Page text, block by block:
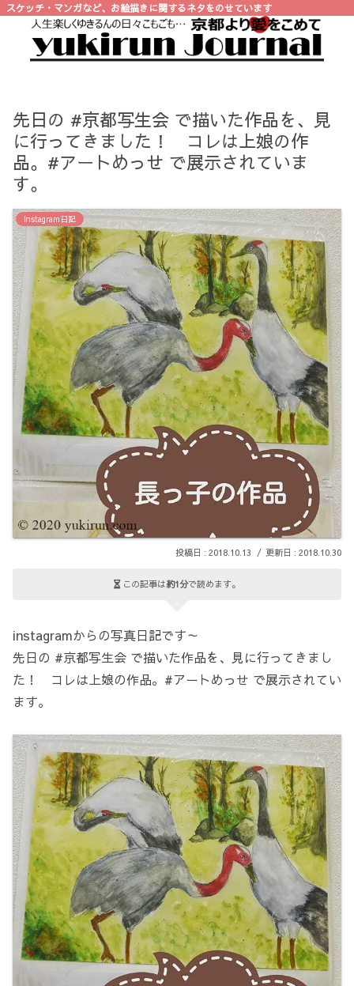
スケッチ・マンガなど、お絵描きに関するネタをのせています
先日の #京都写生会 で描いた作品を、見
に行ってきました！ コレは上娘の作
品。#アートめっせ で展示されていま
す。
Instagram日記
2018.10.13 2018.10.30
この記事は約1分で読めます。
instagramからの写真日記です～
先日の #京都写生会 で描いた作品を、見に行ってきまし
た！ コレは上娘の作品。#アートめっせ で展示されてい
ます。